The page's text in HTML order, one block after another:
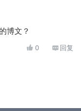
博文？
 0  回复